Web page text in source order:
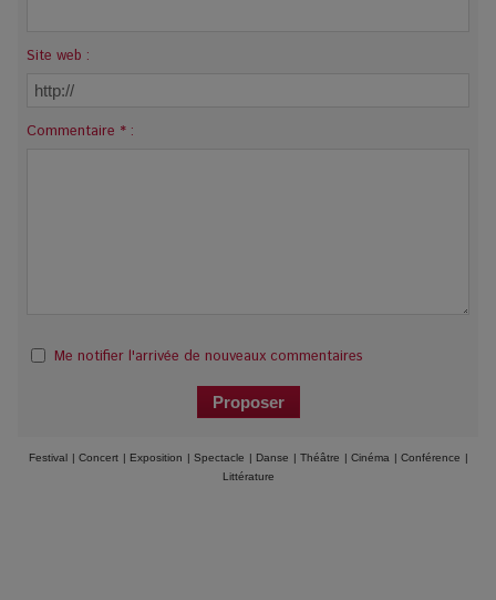
Site web :
Commentaire * :
Me notifier l'arrivée de nouveaux commentaires
Festival | Concert | Exposition | Spectacle | Danse | Théâtre | Cinéma | Conférence |
Littérature